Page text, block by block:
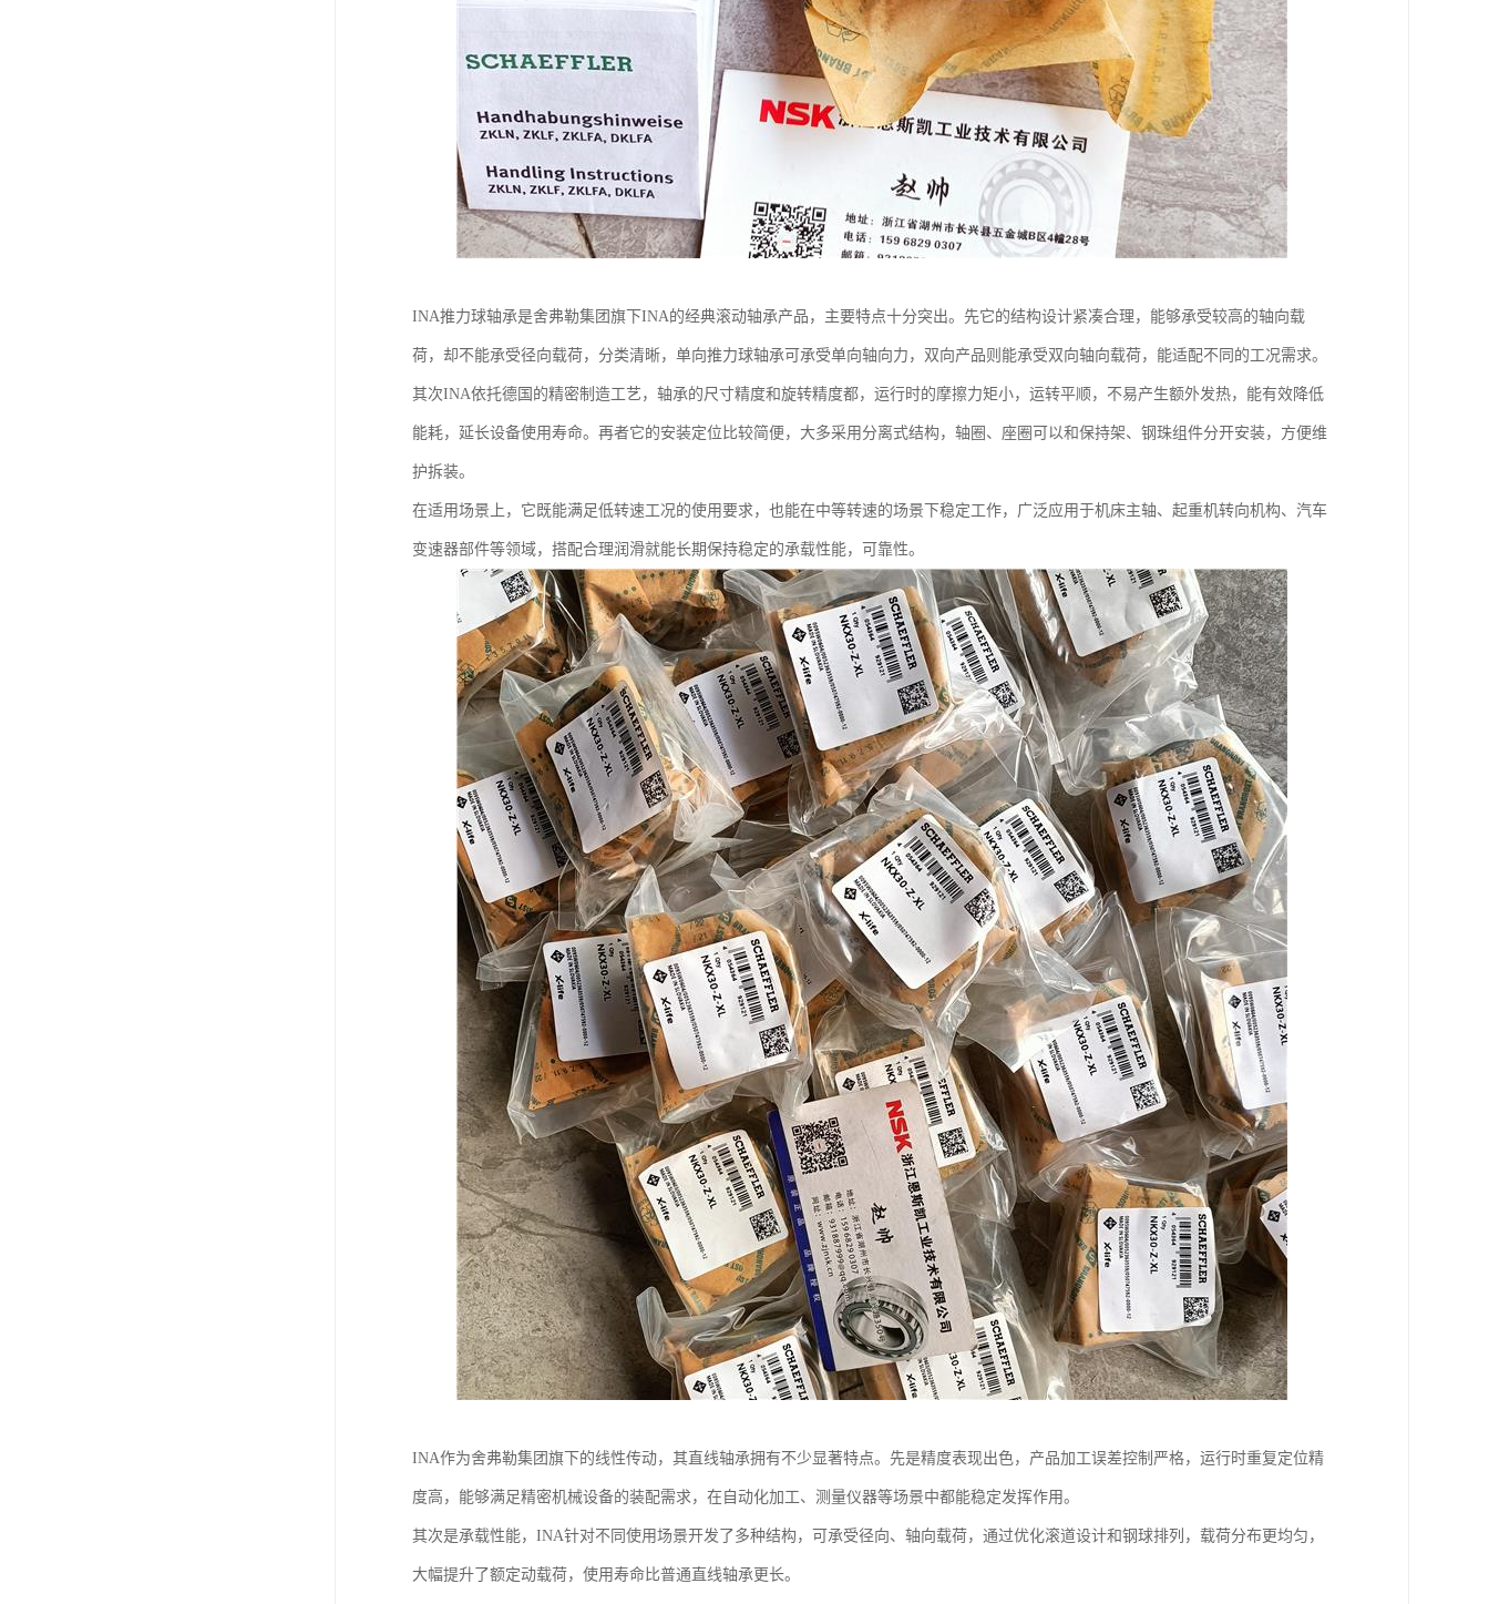
INA推力球轴承是舍弗勒集团旗下INA的经典滚动轴承产品，主要特点十分突出。先它的结构设计紧凑合理，能够承受较高的轴向载
荷，却不能承受径向载荷，分类清晰，单向推力球轴承可承受单向轴向力，双向产品则能承受双向轴向载荷，能适配不同的工况需求。
其次INA依托德国的精密制造工艺，轴承的尺寸精度和旋转精度都，运行时的摩擦力矩小，运转平顺，不易产生额外发热，能有效降低
能耗，延长设备使用寿命。再者它的安装定位比较简便，大多采用分离式结构，轴圈、座圈可以和保持架、钢珠组件分开安装，方便维
护拆装。
在适用场景上，它既能满足低转速工况的使用要求，也能在中等转速的场景下稳定工作，广泛应用于机床主轴、起重机转向机构、汽车
变速器部件等领域，搭配合理润滑就能长期保持稳定的承载性能，可靠性。
INA作为舍弗勒集团旗下的线性传动，其直线轴承拥有不少显著特点。先是精度表现出色，产品加工误差控制严格，运行时重复定位精
度高，能够满足精密机械设备的装配需求，在自动化加工、测量仪器等场景中都能稳定发挥作用。
其次是承载性能，INA针对不同使用场景开发了多种结构，可承受径向、轴向载荷，通过优化滚道设计和钢球排列，载荷分布更均匀，
大幅提升了额定动载荷，使用寿命比普通直线轴承更长。